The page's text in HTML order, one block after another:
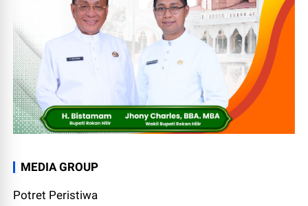
MEDIA GROUP
Potret Peristiwa